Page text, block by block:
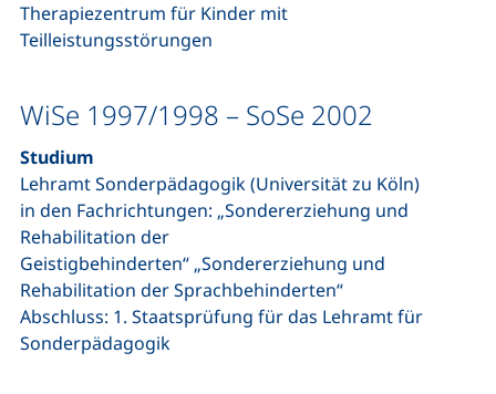
Therapiezentrum für Kinder mit
Teilleistungsstörungen
WiSe 1997/1998 – SoSe 2002
Studium
Lehramt Sonderpädagogik (Universität zu Köln)
in den Fachrichtungen: „Sondererziehung und
Rehabilitation der
Geistigbehinderten“ „Sondererziehung und
Rehabilitation der Sprachbehinderten“
Abschluss: 1. Staatsprüfung für das Lehramt für
Sonderpädagogik